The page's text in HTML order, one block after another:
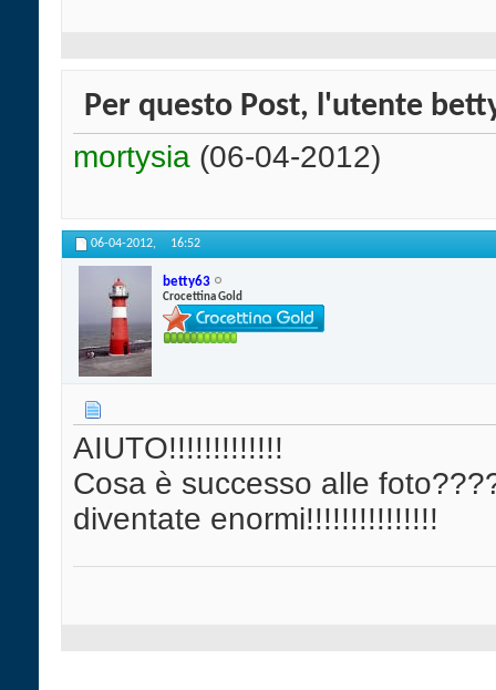
Per questo Post, l'utente
mortysia (06-04-2012)
06-04-2012, 16:52
betty63
Crocettina Gold
AIUTO!!!!!!!!!!!!!
Cosa è successo alle
diventate enormi!!!!!!!!!!!!!!!